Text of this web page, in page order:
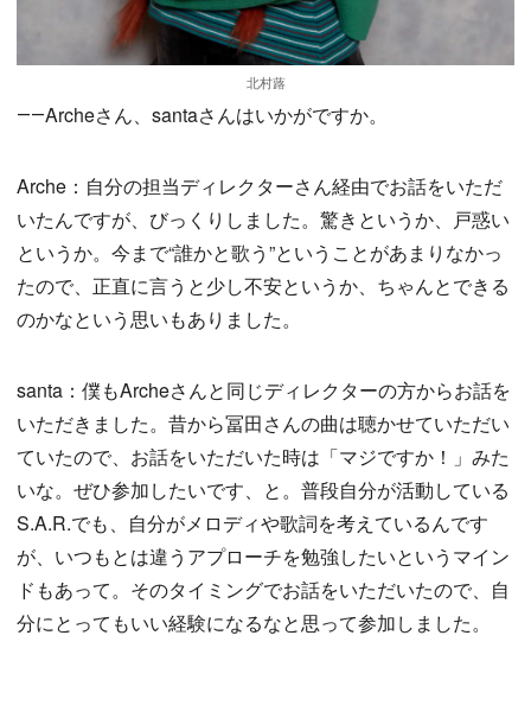
北村蕗
――Archeさん、santaさんはいかがですか。
Arche：自分の担当ディレクターさん経由でお話をいただ
いたんですが、びっくりしました。驚きというか、戸惑い
というか。今まで“誰かと歌う”ということがあまりなかっ
たので、正直に言うと少し不安というか、ちゃんとできる
のかなという思いもありました。
santa：僕もArcheさんと同じディレクターの方からお話を
いただきました。昔から冨田さんの曲は聴かせていただい
ていたので、お話をいただいた時は「マジですか！」みた
いな。ぜひ参加したいです、と。普段自分が活動している
S.A.R.でも、自分がメロディや歌詞を考えているんです
が、いつもとは違うアプローチを勉強したいというマイン
ドもあって。そのタイミングでお話をいただいたので、自
分にとってもいい経験になるなと思って参加しました。